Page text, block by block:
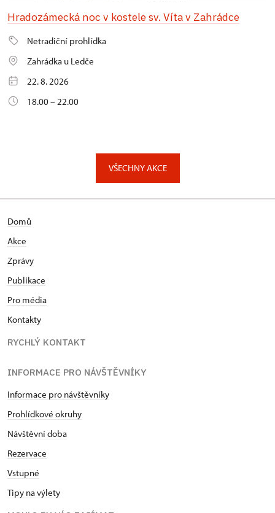
Hradozámecká noc v kostele sv. Víta v Zahrádce
Netradiční prohlídka
Zahrádka u Ledče
22. 8. 2026
18.00 – 22.00
VŠECHNY AKCE
Domů
Akce
Zprávy
Publikace
Pro média
Kontakty
RYCHLÝ KONTAKT
INFORMACE PRO NÁVŠTĚVNÍKY
Informace pro návštěvníky
Prohlídkové okruhy
Návštěvní doba
Rezervace
Vstupné
Tipy na výlety